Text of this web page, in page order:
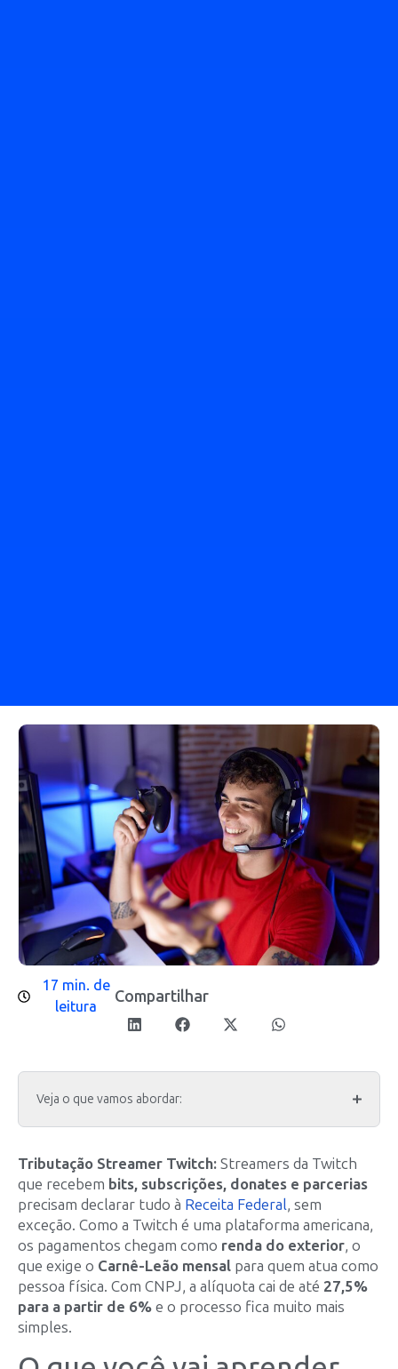
17 min. de
leitura
Compartilhar
Veja o que vamos abordar:
Tributação Streamer Twitch: Streamers da Twitch
que recebem bits, subscrições, donates e parcerias
precisam declarar tudo à Receita Federal, sem
exceção. Como a Twitch é uma plataforma americana,
os pagamentos chegam como renda do exterior, o
que exige o Carnê-Leão mensal para quem atua como
pessoa física. Com CNPJ, a alíquota cai de até 27,5%
para a partir de 6% e o processo fica muito mais
simples.